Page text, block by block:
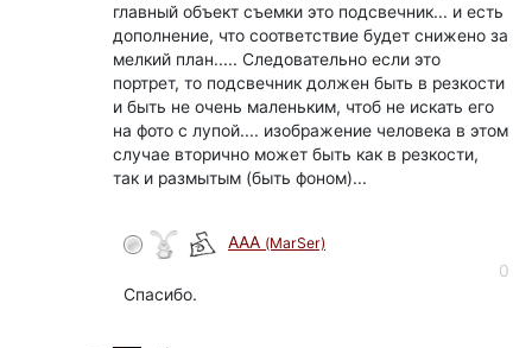
главный объект съемки это подсвечник... и есть
дополнение, что соответствие будет снижено за
мелкий план..... Следовательно если это
портрет, то подсвечник должен быть в резкости
и быть не очень маленьким, чтоб не искать его
на фото с лупой.... изображение человека в этом
случае вторично может быть как в резкости,
так и размытым (быть фоном)...
ААА (MarSer)
0
Спасибо.